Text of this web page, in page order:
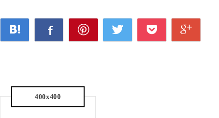
400x400